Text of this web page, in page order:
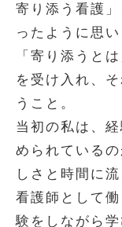
寄り添う看護
ったように思い
「寄り添うと
を受け入れ、
うこと。
当初の私は、
められている
しさと時間に
看護師として
験をしながら